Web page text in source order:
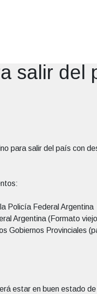
salir del
para salir del país con
Policía Federal Argentina
Argentina (Formato
Gobiernos Provinciales
estar en buen estado